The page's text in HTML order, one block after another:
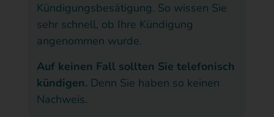
Kündigungsbesätigung. So wissen Sie
sehr schnell, ob Ihre Kündigung
angenommen wurde.
Auf keinen Fall sollten Sie telefonisch
kündigen. Denn Sie haben so keinen
Nachweis.